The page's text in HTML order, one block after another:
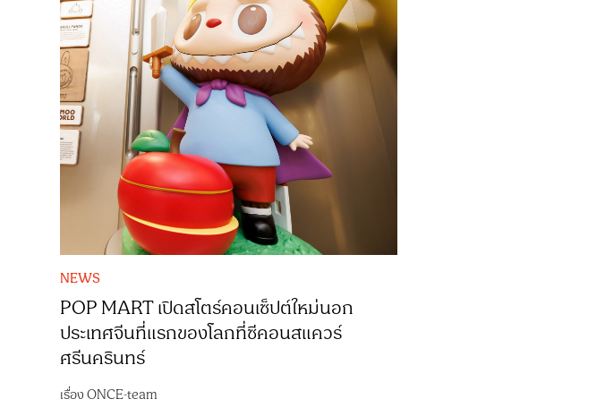
NEWS
POP MART เปิดสโตร์คอนเซ็ปต์ใหม่นอก
ประเทศจีนที่แรกของโลกที่ซีคอนสแควร์
ศรีนครินทร์
เรื่องONCE-team